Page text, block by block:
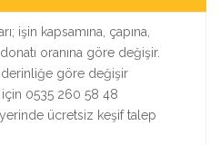
işin kapsamına, çapına,
oranına göre değişir.
göre değişir
için 0535 260 58 48
yerinde ücretsiz keşif talep